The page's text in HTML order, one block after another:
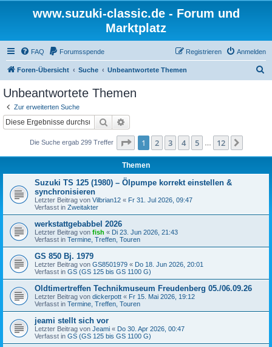
www.suzuki-classic.de - Forum und
Marktplatz
FAQ Forumsspende Anmelden
Registrieren
Foren-Übersicht Suche Unbeantwortete Themen
Unbeantwortete Themen
Zur erweiterten Suche
Suche
Die Suche ergab 299 Treffer Seite 1von 12
1 2 3 4 5 12
Themen
Suzuki TS 125 (1980) – Ölpumpe korrekt einstellen &
synchronisieren
Letzter Beitrag von Vilbrian12 « Fr 31. Jul 2026, 09:47
Verfasst in Zweitakter
werkstattgebabbel 2026
Letzter Beitrag von fish « Di 23. Jun 2026, 21:43
Verfasst in Termine, Treffen, Touren
GS 850 Bj. 1979
Letzter Beitrag von GS8501979 « Do 18. Jun 2026, 20:01
Verfasst in GS (GS 125 bis GS 1100 G)
Oldtimertreffen Technikmuseum Freudenberg 05./06.09.26
Letzter Beitrag von dickerpott « Fr 15. Mai 2026, 19:12
Verfasst in Termine, Treffen, Touren
jeami stellt sich vor
Letzter Beitrag von Jeami « Do 30. Apr 2026, 00:47
Verfasst in GS (GS 125 bis GS 1100 G)